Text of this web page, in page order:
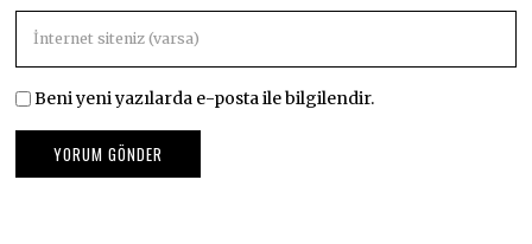
Beni yeni yazılarda e-posta ile bilgilendir.